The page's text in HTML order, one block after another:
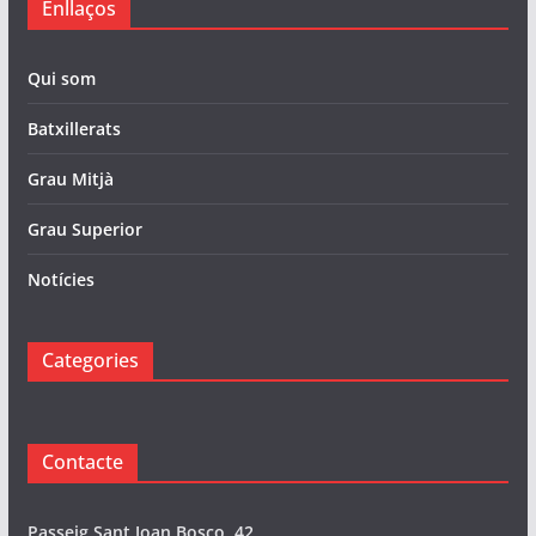
Enllaços
Qui som
Batxillerats
Grau Mitjà
Grau Superior
Notícies
Categories
Contacte